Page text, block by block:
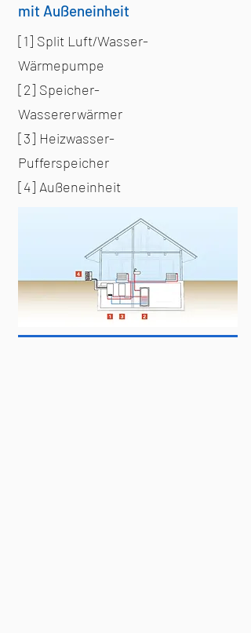
mit Außeneinheit
[1] Split Luft/Wasser-
Wärmepumpe
[2] Speicher-
Wassererwärmer
[3] Heizwasser-
Pufferspeicher
[4] Außeneinheit